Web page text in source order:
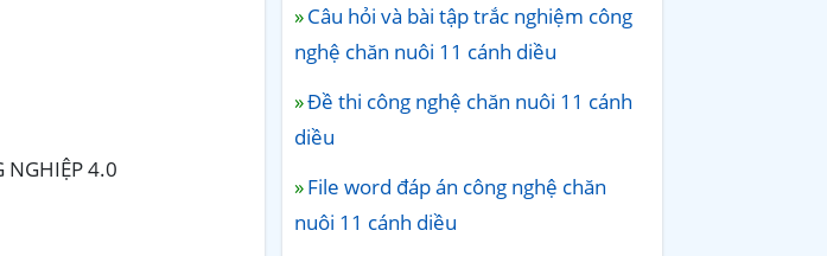
NGHIỆP 4.0
Câu hỏi và bài tập trắc nghiệm công
nghệ chăn nuôi 11 cánh diều
Đề thi công nghệ chăn nuôi 11 cánh
diều
File word đáp án công nghệ chăn
nuôi 11 cánh diều